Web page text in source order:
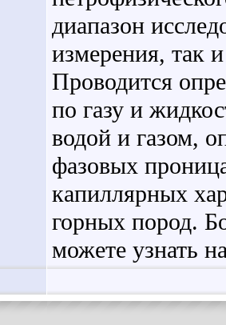
диапазон
измерения, так
Проводится
по газу и
водой и газом,
фазовых
капиллярных
горных пород.
можете узнать